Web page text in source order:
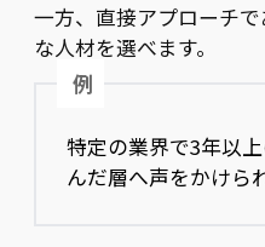
一方、直接アプローチ
な人材を選べます。
例
特定の業界で3年以
んだ層へ声をかけら